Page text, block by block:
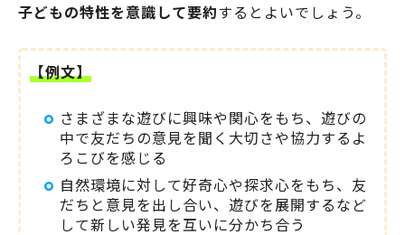
子どもの特性を意識して要約するとよいでしょう。
【例文】
さまざまな遊びに興味や関心をもち、遊びの
中で友だちの意見を聞く大切さや協力するよ
ろこびを感じる
自然環境に対して好奇心や探求心をもち、友
だちと意見を出し合い、遊びを展開するなど
して新しい発見を互いに分かち合う